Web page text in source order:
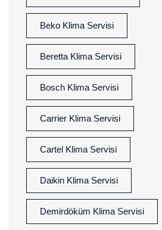
Beko Klima Servisi
Beretta Klima Servisi
Bosch Klima Servisi
Carrier Klima Servisi
Cartel Klima Servisi
Daikin Klima Servisi
Demirdöküm Klima Servisi